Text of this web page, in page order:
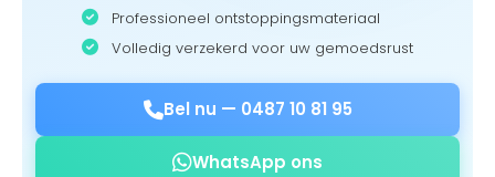
Professioneel ontstoppingsmateriaal
Volledig verzekerd voor uw gemoedsrust
Bel nu — 0487 10 81 95
WhatsApp ons